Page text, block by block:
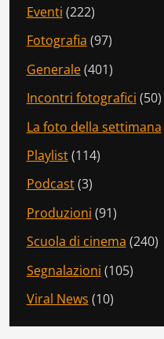
Eventi (222)
Fotografia (97)
Generale(401)
Incontri fotografici (50)
La foto della settimana
Playlist(114)
Podcast(3)
Produzioni (91)
Scuola di cinema (240)
Segnalazioni (105)
Viral News (10)